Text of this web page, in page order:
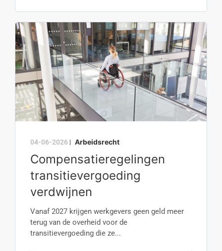
04-06-2026 | Arbeidsrecht
Compensatieregelingen
transitievergoeding
verdwijnen
Vanaf 2027 krijgen werkgevers geen geld meer
terug van de overheid voor de
transitievergoeding die ze...